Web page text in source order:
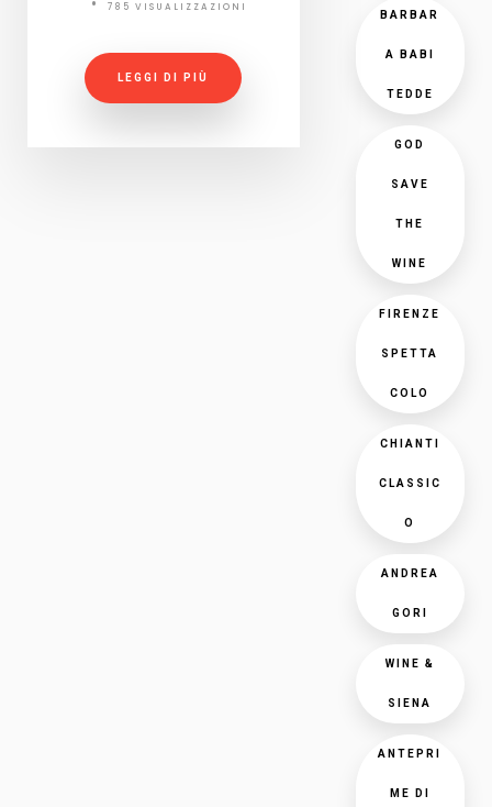
785 VISUALIZZAZIONI
LEGGI DI PIÙ
BARBAR
A BABI
TEDDE
GOD
SAVE
THE
WINE
FIRENZE
SPETTA
COLO
CHIANTI
CLASSIC
O
ANDREA
GORI
WINE &
SIENA
ANTEPRI
ME DI